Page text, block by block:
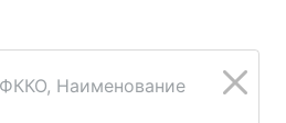
Наименование